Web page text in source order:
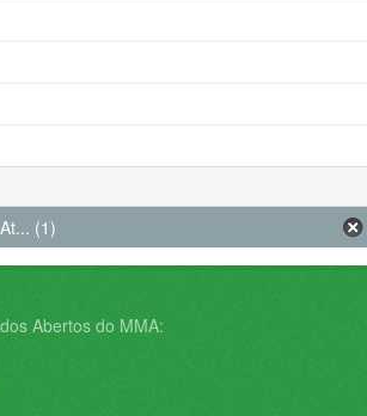
(1)
Abertos do MMA: